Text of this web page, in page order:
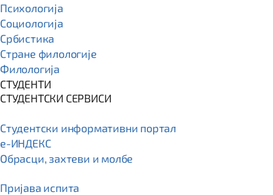
Психологија
Социологија
Србистика
Стране филологије
Филологија
СТУДЕНТИ
СТУДЕНТСКИ СЕРВИСИ
Студентски информативни портал
e-ИНДЕКС
Обрасци, захтеви и молбе
Пријава испита